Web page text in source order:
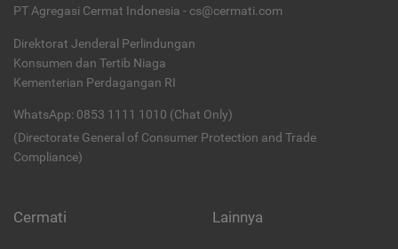
PT Agregasi Cermat Indonesia - cs@cermati.com
Direktorat Jenderal Perlindungan
Konsumen dan Tertib Niaga
Kementerian Perdagangan RI
WhatsApp: 0853 1111 1010 (Chat Only)
(Directorate General of Consumer Protection and Trade
Compliance)
Cermati Lainnya